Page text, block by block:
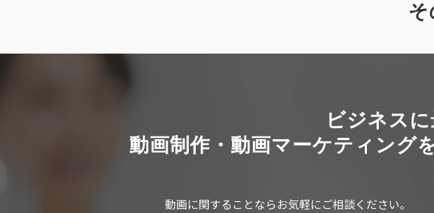
そ
ビジネス
動画制作・動画マーケティング
動画に関することならお気軽にご相談ください。